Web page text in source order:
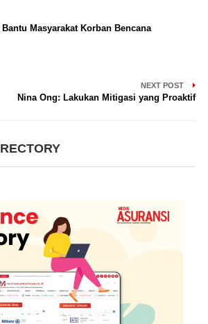
Masyarakat Korban Bencana
NEXT POST
Nina Ong: Lakukan Mitigasi yang Proaktif